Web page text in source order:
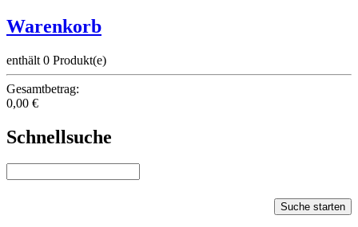
Warenkorb
enthält 0 Produkt(e)
Gesamtbetrag:
0,00 €
Schnellsuche
Suche starten